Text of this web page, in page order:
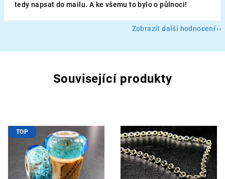
tedy napsat do mailu. A ke všemu to bylo o půlnoci!
Zobrazit další hodnocení
Související produkty
TOP